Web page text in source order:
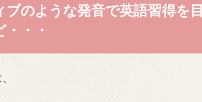
ブのような発音で英語習得を
・・・